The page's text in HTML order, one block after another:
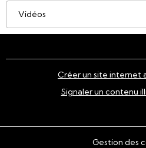
Vidéos
Créer un site internet
Signaler un contenu
Gestion des